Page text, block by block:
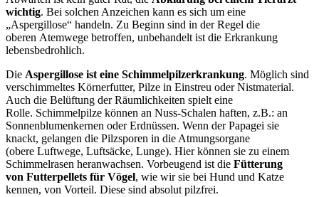
wichtig. Bei solchen Anzeichen kann es sich um eine
„Aspergillose“ handeln. Zu Beginn sind in der Regel die
oberen Atemwege betroffen, unbehandelt ist die Erkrankung
lebensbedrohlich.
Die Aspergillose ist eine Schimmelpilzerkrankung. Möglich sind
verschimmeltes Körnerfutter, Pilze in Einstreu oder Nistmaterial.
Auch die Belüftung der Räumlichkeiten spielt eine
Rolle. Schimmelpilze können an Nuss-Schalen haften, z.B.: an
Sonnenblumenkernen oder Erdnüssen. Wenn der Papagei sie
knackt, gelangen die Pilzsporen in die Atmungsorgane
(obere Luftwege, Luftsäcke, Lunge). Hier können sie zu einem
Schimmelrasen heranwachsen. Vorbeugend ist die Fütterung
von Futterpellets für Vögel, wie wir sie bei Hund und Katze
kennen, von Vorteil. Diese sind absolut pilzfrei.